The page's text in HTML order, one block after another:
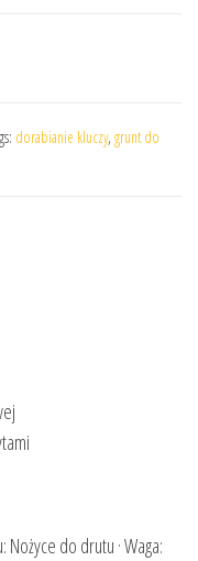
dorabianie kluczy, grunt do
Nożyce do drutu · Waga: